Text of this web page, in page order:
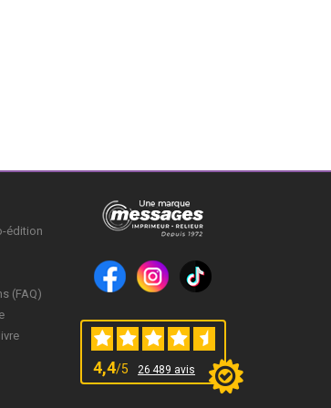
édition
(FAQ)
4,4/5 26 489 avis